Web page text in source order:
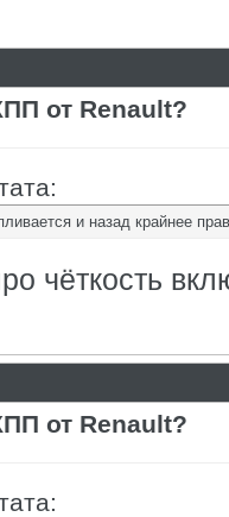
от Renault?
и назад крайнее
чёткость
от Renault?